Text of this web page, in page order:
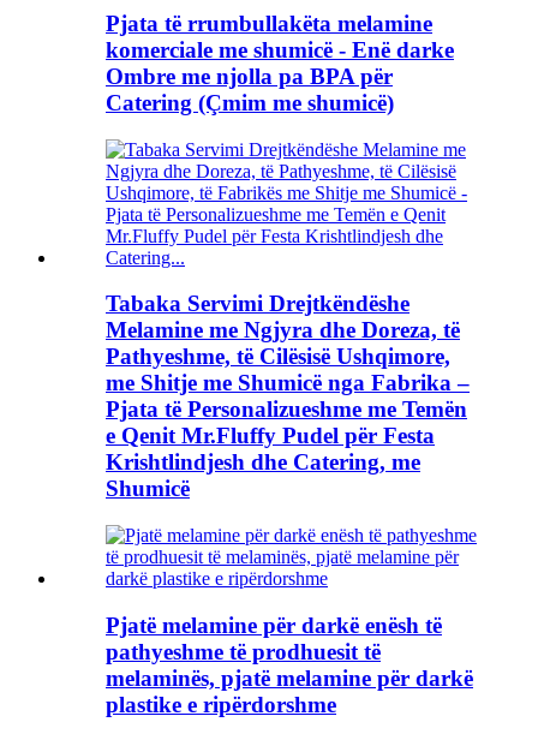
Pjata të rrumbullakëta melamine
komerciale me shumicë - Enë darke
Ombre me njolla pa BPA për
Catering (Çmim me shumicë)
Tabaka Servimi Drejtkëndëshe
Melamine me Ngjyra dhe Doreza, të
Pathyeshme, të Cilësisë Ushqimore,
me Shitje me Shumicë nga Fabrika –
Pjata të Personalizueshme me Temën
e Qenit Mr.Fluffy Pudel për Festa
Krishtlindjesh dhe Catering, me
Shumicë
Pjatë melamine për darkë enësh të
pathyeshme të prodhuesit të
melaminës, pjatë melamine për darkë
plastike e ripërdorshme